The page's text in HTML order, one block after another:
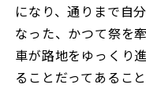
になり、通りまで自
なった、かつて祭を
車が路地をゆっくり
ることだってあるこ